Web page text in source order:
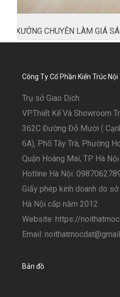
XƯỞNG CHUYÊN LÀM GIÁ
Công Ty Cổ Phần Kiến Trúc
Trụ sở Giao Dịch:
VP.Thiết Kế Và Showroom
362C Đường Đỗ Mười (
6A), Phố Tây Trà, Phường
Quận Hoàng Mai, TP Hà Nội
Hotline Hà Nội:
Giấy phép kinh doanh do
Hà Nội cấp năm 2012
Website: https://
Email:
Bản đồ